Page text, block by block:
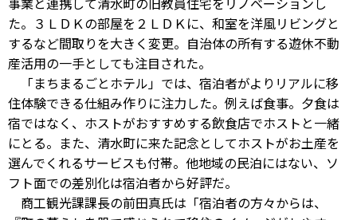
た。３ＬＤＫの部屋を２ＬＤＫに、和室を洋風リビングと
するなど間取りを大きく変更。自治体の所有する遊休不動
産活用の一手としても注目された。
「まちまるごとホテル」では、宿泊者がよりリアルに移
住体験できる仕組み作りに注力した。例えば食事。夕食は
宿ではなく、ホストがおすすめする飲食店でホストと一緒
にとる。また、清水町に来た記念としてホストがお土産を
選んでくれるサービスも付帯。他地域の民泊にはない、ソ
フト面での差別化は宿泊者から好評だ。
商工観光課課長の前田真氏は「宿泊者の方々からは、